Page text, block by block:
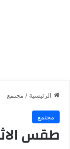
الرئيسية / مجتمع
مجتمع
طقس الاثنين 4